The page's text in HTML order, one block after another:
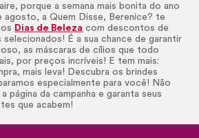
porque a semana mais bonita do ano
agosto, a Quem Disse, Berenice? te
Dias de Beleza com descontos de
É a sua chance de garantir
as máscaras de cílios que todo
por preços incríveis! E tem mais:
mais leva! Descubra os brindes
especialmente para você! Não
página da campanha e garanta seus
que acabem!